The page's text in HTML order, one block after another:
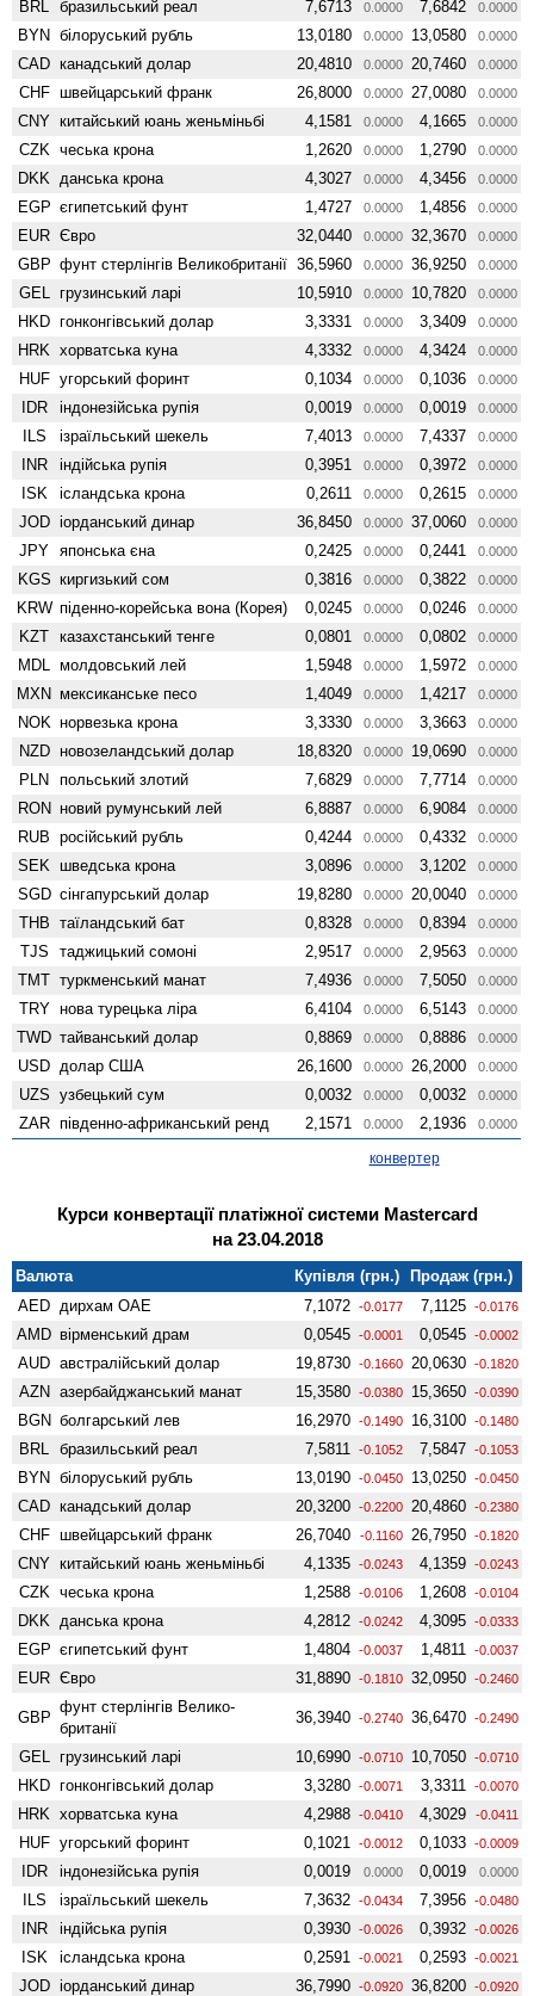
BRL бразильський реал 7,6713 0.0000 7,6842 0.0000
BYN білоруський рубль 13,0180 0.0000 13,0580 0.0000
CAD канадський долар 20,4810 0.0000 20,7460 0.0000
CHF швейцарський франк 26,8000 0.0000 27,0080 0.0000
CNY китайський юань женьмiньбi 4,1581 0.0000 4,1665 0.0000
CZK чеська крона 1,2620 0.0000 1,2790 0.0000
DKK данська крона 4,3027 0.0000 4,3456 0.0000
EGP єгипетський фунт 1,4727 0.0000 1,4856 0.0000
EUR Євро 32,0440 0.0000 32,3670 0.0000
GBP фунт стерлінгів Велико­британії 36,5960 0.0000 36,9250 0.0000
GEL грузинський ларі 10,5910 0.0000 10,7820 0.0000
HKD гонконгівський долар 3,3331 0.0000 3,3409 0.0000
HRK хорватська куна 4,3332 0.0000 4,3424 0.0000
HUF угорський форинт 0,1034 0.0000 0,1036 0.0000
IDR індонезійська рупія 0,0019 0.0000 0,0019 0.0000
ILS ізраїльський шекель 7,4013 0.0000 7,4337 0.0000
INR індійська рупія 0,3951 0.0000 0,3972 0.0000
ISK ісландська крона 0,2611 0.0000 0,2615 0.0000
JOD іорданський динар 36,8450 0.0000 37,0060 0.0000
JPY японська єна 0,2425 0.0000 0,2441 0.0000
KGS киргизький сом 0,3816 0.0000 0,3822 0.0000
KRW піденно-корейська вона (Корея) 0,0245 0.0000 0,0246 0.0000
KZT казахстанський тенге 0,0801 0.0000 0,0802 0.0000
MDL молдовський лей 1,5948 0.0000 1,5972 0.0000
MXN мексиканське песо 1,4049 0.0000 1,4217 0.0000
NOK норвезька крона 3,3330 0.0000 3,3663 0.0000
NZD ново­зеландський долар 18,8320 0.0000 19,0690 0.0000
PLN польський злотий 7,6829 0.0000 7,7714 0.0000
RON новий румунський лей 6,8887 0.0000 6,9084 0.0000
RUB російський рубль 0,4244 0.0000 0,4332 0.0000
SEK шведська крона 3,0896 0.0000 3,1202 0.0000
SGD сінгапурський долар 19,8280 0.0000 20,0040 0.0000
THB таїландський бат 0,8328 0.0000 0,8394 0.0000
TJS таджицький сомоні 2,9517 0.0000 2,9563 0.0000
TMT туркменський манат 7,4936 0.0000 7,5050 0.0000
TRY нова турецька ліра 6,4104 0.0000 6,5143 0.0000
TWD тайванський долар 0,8869 0.0000 0,8886 0.0000
USD долар США 26,1600 0.0000 26,2000 0.0000
UZS узбецький сум 0,0032 0.0000 0,0032 0.0000
ZAR південно-африканський ренд 2,1571 0.0000 2,1936 0.0000
конвертер
Курси конвертації платіжної системи Mastercard
на 23.04.2018
Валюта Купівля (грн.)
Продаж (грн.)
AED дирхам ОАЕ 7,1072 -0.0177 7,1125 -0.0176
AMD вiрменський драм 0,0545 -0.0001 0,0545 -0.0002
AUD австралійський долар 19,8730 -0.1660 20,0630 -0.1820
AZN азербайджанський манат 15,3580 -0.0380 15,3650 -0.0390
BGN болгарський лев 16,2970 -0.1490 16,3100 -0.1480
BRL бразильський реал 7,5811 -0.1052 7,5847 -0.1053
BYN білоруський рубль 13,0190 -0.0450 13,0250 -0.0450
CAD канадський долар 20,3200 -0.2200 20,4860 -0.2380
CHF швейцарський франк 26,7040 -0.1160 26,7950 -0.1820
CNY китайський юань женьмiньбi 4,1335 -0.0243 4,1359 -0.0243
CZK чеська крона 1,2588 -0.0106 1,2608 -0.0104
DKK данська крона 4,2812 -0.0242 4,3095 -0.0333
EGP єгипетський фунт 1,4804 -0.0037 1,4811 -0.0037
EUR Євро 31,8890 -0.1810 32,0950 -0.2460
GBP
фунт стерлінгів Велико­
британії
36,3940 -0.2740 36,6470 -0.2490
GEL грузинський ларі 10,6990 -0.0710 10,7050 -0.0710
HKD гонконгівський долар 3,3280 -0.0071 3,3311 -0.0070
HRK хорватська куна 4,2988 -0.0410 4,3029 -0.0411
HUF угорський форинт 0,1021 -0.0012 0,1033 -0.0009
IDR індонезійська рупія 0,0019 0.0000 0,0019 0.0000
ILS ізраїльський шекель 7,3632 -0.0434 7,3956 -0.0480
INR індійська рупія 0,3930 -0.0026 0,3932 -0.0026
ISK ісландська крона 0,2591 -0.0021 0,2593 -0.0021
JOD іорданський динар 36,7990 -0.0920 36,8200 -0.0920